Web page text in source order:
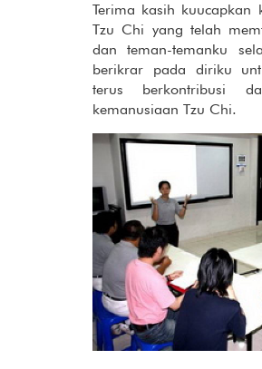
Terima kasih kuucapkan
Tzu Chi yang telah
dan teman-temanku
berikrar pada diriku
terus berkontribusi
kemanusiaan Tzu Chi.